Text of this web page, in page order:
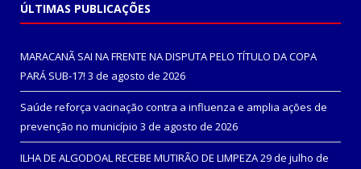
ÚLTIMAS PUBLICAÇÕES
MARACANÃ SAI NA FRENTE NA DISPUTA PELO TÍTULO DA COPA
PARÁ SUB-17! 3 de agosto de 2026
Saúde reforça vacinação contra a influenza e amplia ações de
prevenção no município 3 de agosto de 2026
ILHA DE ALGODOAL RECEBE MUTIRÃO DE LIMPEZA29 de julho de